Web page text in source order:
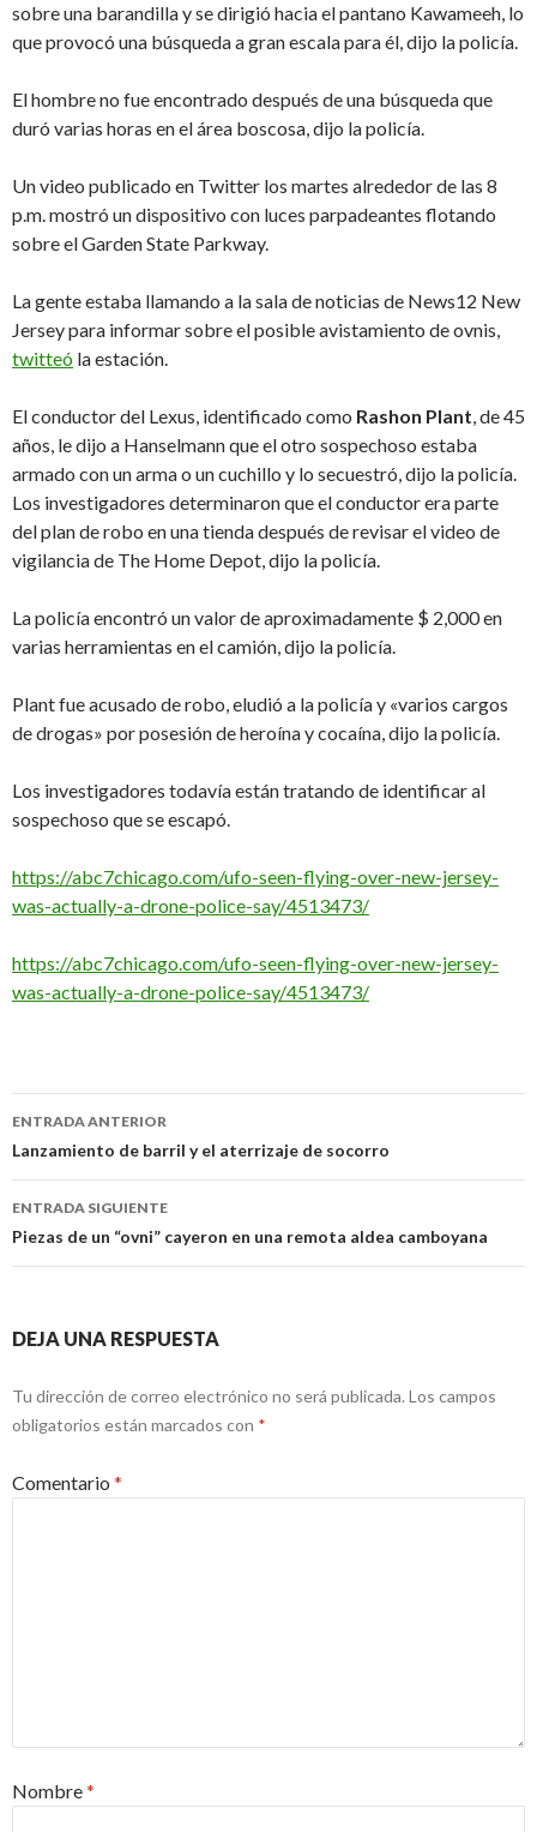
sobre una barandilla y se dirigió hacia el pantano Kawameeh, lo
que provocó una búsqueda a gran escala para él, dijo la policía.
El hombre no fue encontrado después de una búsqueda que
duró varias horas en el área boscosa, dijo la policía.
Un video publicado en Twitter los martes alrededor de las 8
p.m. mostró un dispositivo con luces parpadeantes flotando
sobre el Garden State Parkway.
La gente estaba llamando a la sala de noticias de News12 New
Jersey para informar sobre el posible avistamiento de ovnis,
twitteó la estación.
El conductor del Lexus, identificado como Rashon Plant, de 45
años, le dijo a Hanselmann que el otro sospechoso estaba
armado con un arma o un cuchillo y lo secuestró, dijo la policía.
Los investigadores determinaron que el conductor era parte
del plan de robo en una tienda después de revisar el video de
vigilancia de The Home Depot, dijo la policía.
La policía encontró un valor de aproximadamente $ 2,000 en
varias herramientas en el camión, dijo la policía.
Plant fue acusado de robo, eludió a la policía y «varios cargos
de drogas» por posesión de heroína y cocaína, dijo la policía.
Los investigadores todavía están tratando de identificar al
sospechoso que se escapó.
https://abc7chicago.com/ufo-seen-flying-over-new-jersey-
was-actually-a-drone-police-say/4513473/
https://abc7chicago.com/ufo-seen-flying-over-new-jersey-
was-actually-a-drone-police-say/4513473/
Navegación
de
entradas
ENTRADA ANTERIOR
Lanzamiento de barril y el aterrizaje de socorro
ENTRADA SIGUIENTE
Piezas de un “ovni” cayeron en una remota aldea camboyana
DEJA UNA RESPUESTA
Tu dirección de correo electrónico no será publicada. Los campos
obligatorios están marcados con *
Comentario *
Nombre*